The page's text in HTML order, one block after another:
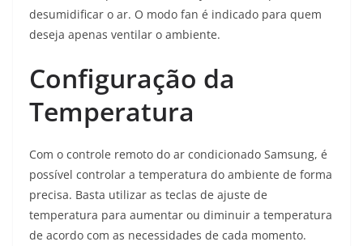
desumidificar o ar. O modo fan é indicado para quem
deseja apenas ventilar o ambiente.
Configuração da
Temperatura
Com o controle remoto do ar condicionado Samsung, é
possível controlar a temperatura do ambiente de forma
precisa. Basta utilizar as teclas de ajuste de
temperatura para aumentar ou diminuir a temperatura
de acordo com as necessidades de cada momento.